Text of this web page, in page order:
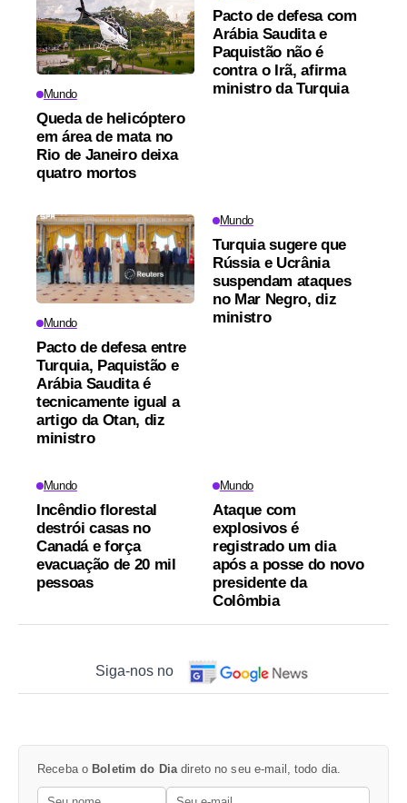
Mundo
Queda de helicóptero
em área de mata no
Rio de Janeiro deixa
quatro mortos
Pacto de defesa com
Arábia Saudita e
Paquistão não é
contra o Irã, afirma
ministro da Turquia
Mundo
Pacto de defesa entre
Turquia, Paquistão e
Arábia Saudita é
tecnicamente igual a
artigo da Otan, diz
ministro
Mundo
Turquia sugere que
Rússia e Ucrânia
suspendam ataques
no Mar Negro, diz
ministro
Mundo
Incêndio florestal
destrói casas no
Canadá e força
evacuação de 20 mil
pessoas
Mundo
Ataque com
explosivos é
registrado um dia
após a posse do novo
presidente da
Colômbia
Siga-nos no
Receba o Boletim do Diadireto no seu e-mail, todo dia.